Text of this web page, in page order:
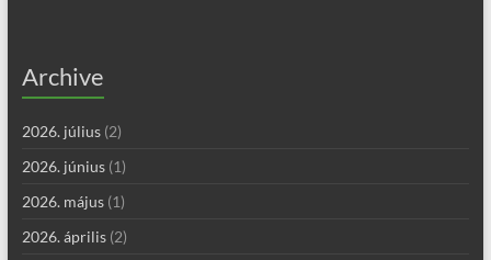
Archive
2026. július(2)
2026. június(1)
2026. május(1)
2026. április(2)